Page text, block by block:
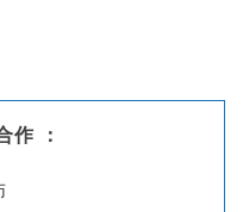
作 ：